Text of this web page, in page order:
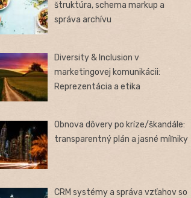
štruktúra, schema markup a
správa archívu
Diversity & Inclusion v
marketingovej komunikácii:
Reprezentácia a etika
Obnova dôvery po kríze/škandále:
transparentný plán a jasné míľniky
CRM systémy a správa vzťahov so